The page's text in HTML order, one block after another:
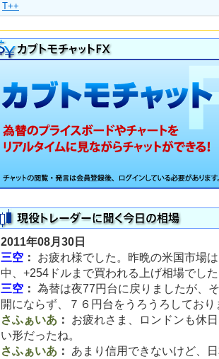
T++
2011年08月30日
三空 ：
お疲れ様でした。昨晩の米国市場
中、+254ドルまで買われる上げ相場でし
三空 ： 為替は夜77円台に戻りましたが、
開にならず、７６円台をうろうろしており
さふぁいあ ：
お疲れさま、ロンドンも休
い形だったね。
さふぁいあ ：
あまり信用できないけど、